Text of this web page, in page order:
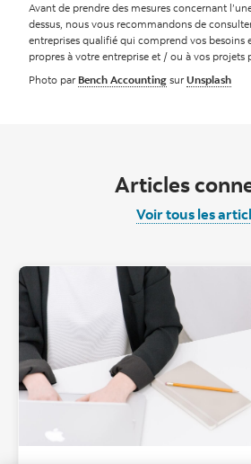
Avant de prendre des mesures concernant
dessus, nous vous recommandons de
entreprises qualifié qui comprend vos besoins
propres à votre entreprise et / ou à vos projets
Photo par Bench Accounting surUnsplash
Articles
Voir tous les